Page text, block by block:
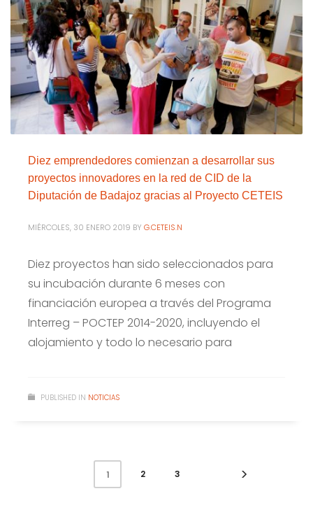
Diez emprendedores comienzan a desarrollar sus
proyectos innovadores en la red de CID de la
Diputación de Badajoz gracias al Proyecto CETEIS
MIÉRCOLES, 30 ENERO 2019 BY G.CETEIS.N
Diez proyectos han sido seleccionados para
su incubación durante 6 meses con
financiación europea a través del Programa
Interreg – POCTEP 2014-2020, incluyendo el
alojamiento y todo lo necesario para
PUBLISHED IN NOTICIAS
1 2 3